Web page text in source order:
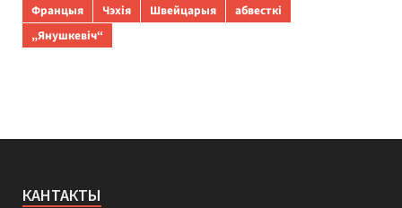
Францыя
Чэхія Швейцарыя
абвесткі
„Янушкевіч“
КАНТАКТЫ